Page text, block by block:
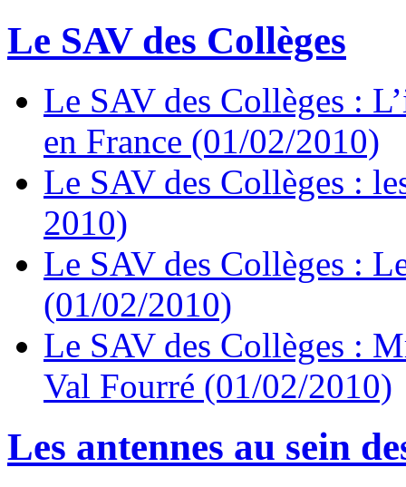
Le SAV des Collèges
Le SAV des Collèges :
en France (01/02/2010)
Le SAV des Collèges :
2010)
Le SAV des Collèges :
(01/02/2010)
Le SAV des Collèges :
Val Fourré (01/02/2010)
Les antennes au sein